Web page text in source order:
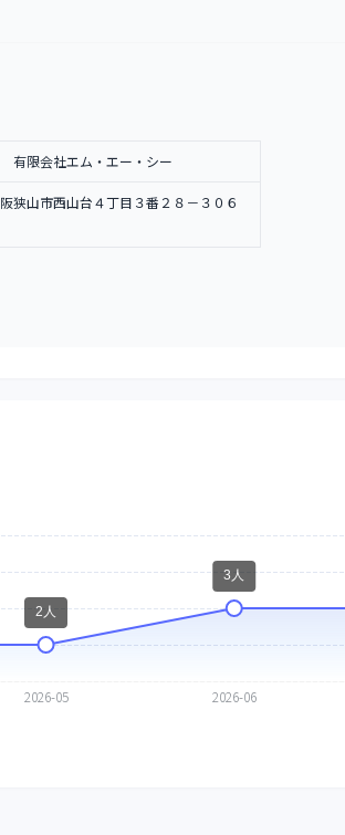
有限会社エム・エー・シー
狭山市西山台４丁目３番２８－３０６